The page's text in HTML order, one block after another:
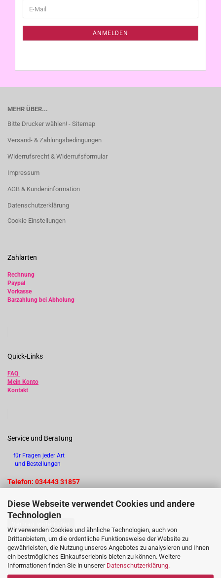
Diese Webseite verwendet Cookies und andere
Technologien
Wir verwenden Cookies und ähnliche Technologien, auch von
Drittanbietern, um die ordentliche Funktionsweise der Website zu
gewährleisten, die Nutzung unseres Angebotes zu analysieren und Ihnen
ein bestmögliches Einkaufserlebnis bieten zu können. Weitere
Informationen finden Sie in unserer Datenschutzerklärung.
ZUR
E-
Mail
ANMELDEN
MEHR ÜBER...
Bitte Drucker wählen! - Sitemap
Versand- & Zahlungsbedingungen
Widerrufsrecht & Widerrufsformular
Impressum
AGB & Kundeninformation
Datenschutzerklärung
Cookie Einstellungen
Zahlarten
Rechnung
Paypal
Vorkasse
Barzahlung bei Abholung
Quick-Links
FAQ
Mein Konto
Kontakt
Service und Beratung
für Fragen jeder Art
und Bestellungen
Telefon: 034443 31857